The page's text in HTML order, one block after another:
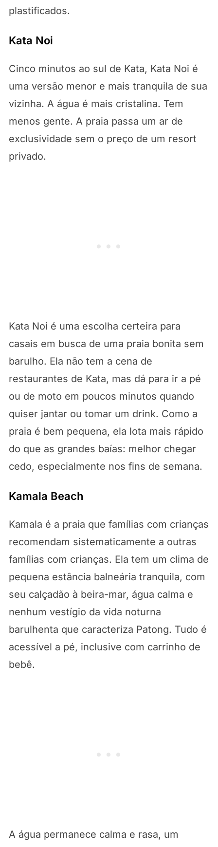
plastificados.
Kata Noi
Cinco minutos ao sul de Kata, Kata Noi é
uma versão menor e mais tranquila de sua
vizinha. A água é mais cristalina. Tem
menos gente. A praia passa um ar de
exclusividade sem o preço de um resort
privado.
Kata Noi é uma escolha certeira para
casais em busca de uma praia bonita sem
barulho. Ela não tem a cena de
restaurantes de Kata, mas dá para ir a pé
ou de moto em poucos minutos quando
quiser jantar ou tomar um drink. Como a
praia é bem pequena, ela lota mais rápido
do que as grandes baías: melhor chegar
cedo, especialmente nos fins de semana.
Kamala Beach
Kamala é a praia que famílias com crianças
recomendam sistematicamente a outras
famílias com crianças. Ela tem um clima de
pequena estância balneária tranquila, com
seu calçadão à beira-mar, água calma e
nenhum vestígio da vida noturna
barulhenta que caracteriza Patong. Tudo é
acessível a pé, inclusive com carrinho de
bebê.
A água permanece calma e rasa, um